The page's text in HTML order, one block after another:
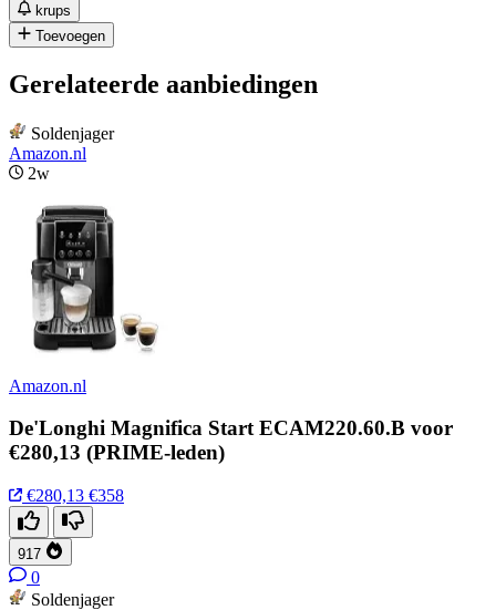
krups
Toevoegen
Gerelateerde aanbiedingen
Soldenjager
Amazon.nl
2w
Amazon.nl
De'Longhi Magnifica Start ECAM220.60.B voor
€280,13 (PRIME-leden)
€280,13 €358
917
0
Soldenjager